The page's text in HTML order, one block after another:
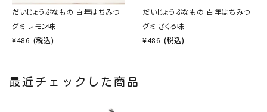
だいじょうぶなもの 百年はちみつ
グミ レモン味
¥486 (税込)
だいじょうぶなもの 百年はちみつ
グミ ざくろ味
¥486 (税込)
最近チェックした商品